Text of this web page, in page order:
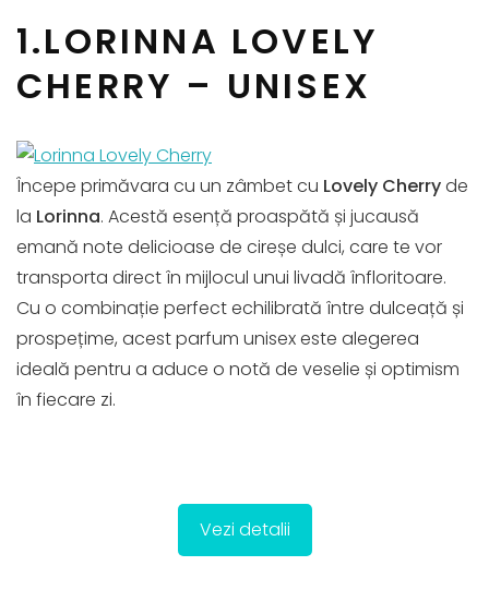
1.LORINNA LOVELY
CHERRY – UNISEX
Începe primăvara cu un zâmbet cu Lovely Cherryde
la Lorinna. Acestă esență proaspătă și jucausă
emană note delicioase de cireșe dulci, care te vor
transporta direct în mijlocul unui livadă înfloritoare.
Cu o combinație perfect echilibrată între dulceață și
prospețime, acest parfum unisex este alegerea
ideală pentru a aduce o notă de veselie și optimism
în fiecare zi.
Vezi detalii